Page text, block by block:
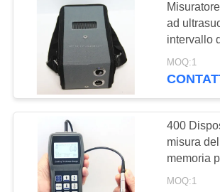
Magnetiche
particelle di
ad
intervallo
0-50C
MOQ:1
400
misura
memoria
MOQ:1